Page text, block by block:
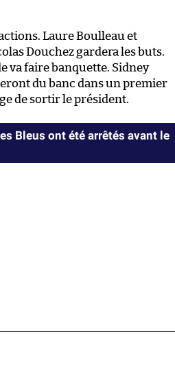
Laure Boulleau et
Douchez gardera les buts.
va faire banquette. Sidney
du banc dans un premier
de sortir le président.
Bleus ont été arrêtés avant le